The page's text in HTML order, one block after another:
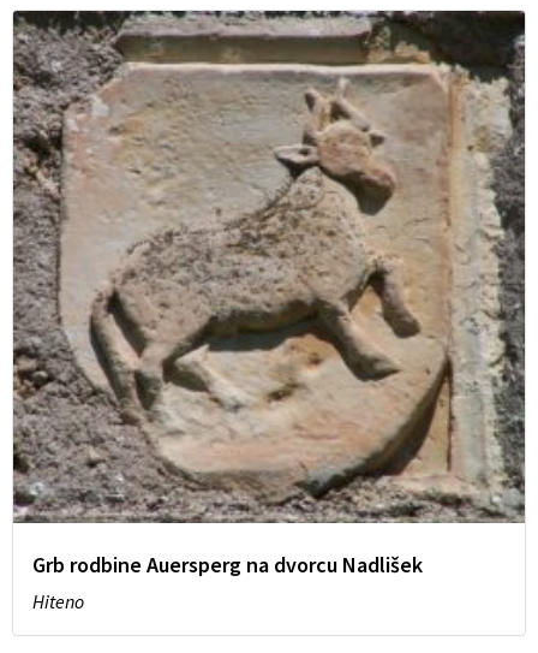
Grb rodbine Auersperg na dvorcu Nadlišek
Hiteno